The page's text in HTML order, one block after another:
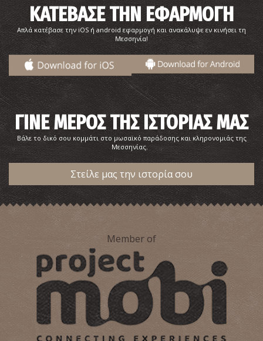
Κατακόμβες του Αγίου Ονουφρίου στην Μεθώνη
ΒΥΖΑΝΤΙΟ ~8.1Km
Παραλία Τσαπί
ΠΑΡΑΛΙΕΣ ~8.2Km
ΚΑΤΕΒΑΣΕ ΤΗΝ ΕΦΑΡΜΟΓΗ
Απλά κατέβασε την iOS ή android εφαρμογή και ανακάλυψε εν κινήσει τη
Μεσσηνία!
ΓΙΝΕ ΜΕΡΟΣ ΤΗΣ ΙΣΤΟΡΙΑΣ ΜΑΣ
Βάλε το δικό σου κομμάτι στο μωσαϊκό παράδοσης και κληρονομιάς της
Μεσσηνίας.
Στείλε μας την ιστορία σου
Member of